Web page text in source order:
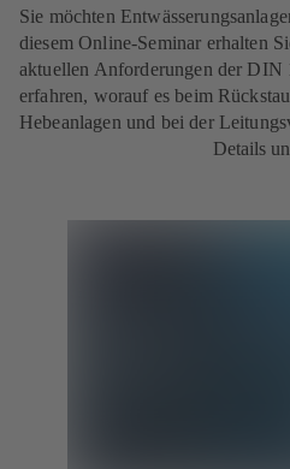
Sie möchten
diesem Online-Seminar erhalten
aktuellen Anforderungen der
erfahren, worauf es beim
Hebeanlagen und bei der
Details